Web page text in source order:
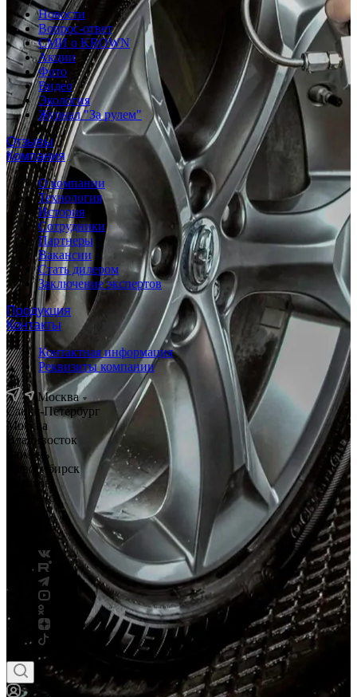
Новости
Вопрос-ответ
СМИ о KROWN
Акции
Фото
Видео
Экология
Журнал "За рулем"
Отзывы
Компания
О компании
Технология
История
Сотрудники
Партнеры
Вакансии
Стать дилером
Заключение экспертов
Продукция
Контакты
Контактная информация
Реквизиты компании
Москва
Санкт-Петербург
Москва
Владивосток
Тюмень
Новосибирск
Саратов
Смоленск
Беларусь